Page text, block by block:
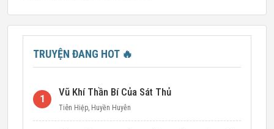
TRUYỆN ĐANG HOT 🔥
1
Vũ Khí Thần Bí Của Sát Thủ
Tiên Hiệp, Huyền Huyễn